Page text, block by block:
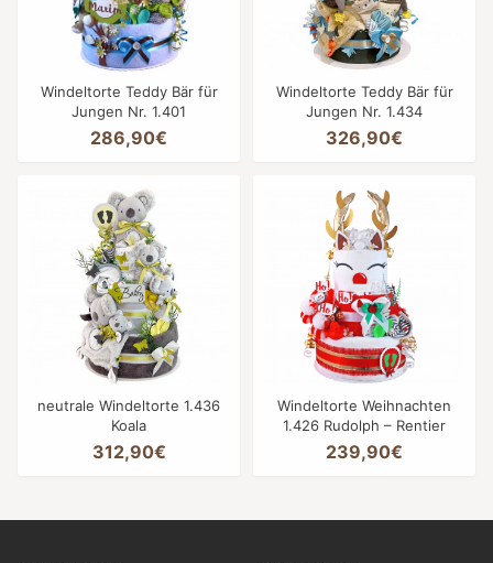
Windeltorte Teddy Bär für
Jungen Nr. 1.401
286,90€
Windeltorte Teddy Bär für
Jungen Nr. 1.434
326,90€
neutrale Windeltorte 1.436
Koala
312,90€
Windeltorte Weihnachten
1.426 Rudolph – Rentier
239,90€